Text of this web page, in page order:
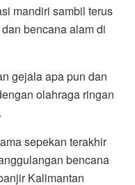
mandiri sambil terus
bencana alam di
gejala apa pun dan
olahraga ringan
sepekan terakhir
bencana
Kalimantan